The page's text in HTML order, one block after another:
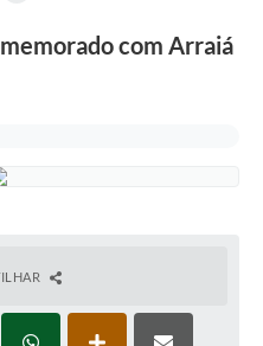
da Canção Nativa
com Arraiá